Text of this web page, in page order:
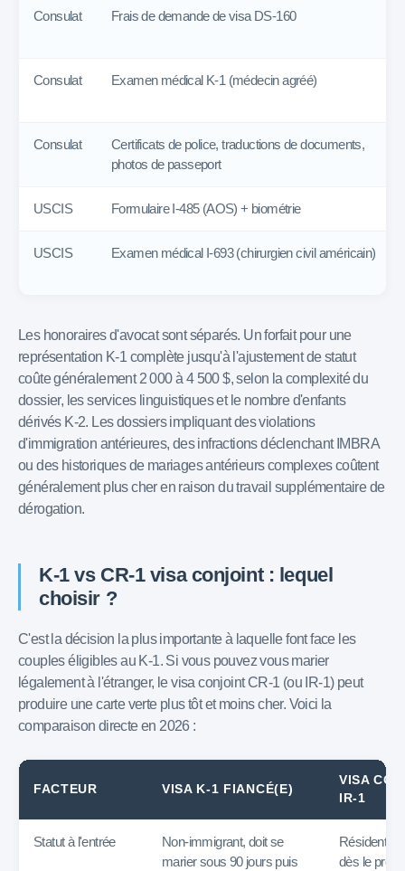
Consulat Frais de demande de visa DS-160
Consulat Examen médical K-1 (médecin agréé)
Consulat
Certificats de police, traductions de documents,
photos de passeport
USCIS Formulaire I-485 (AOS) + biométrie
USCIS Examen médical I-693 (chirurgien civil américain)
Les honoraires d'avocat sont séparés. Un forfait pour une
représentation K-1 complète jusqu'à l'ajustement de statut
coûte généralement 2 000 à 4 500 $, selon la complexité du
dossier, les services linguistiques et le nombre d'enfants
dérivés K-2. Les dossiers impliquant des violations
d'immigration antérieures, des infractions déclenchant IMBRA
ou des historiques de mariages antérieurs complexes coûtent
généralement plus cher en raison du travail supplémentaire de
dérogation.
K-1 vs CR-1 visa conjoint : lequel
choisir ?
C'est la décision la plus importante à laquelle font face les
couples éligibles au K-1. Si vous pouvez vous marier
légalement à l'étranger, le visa conjoint CR-1 (ou IR-1) peut
produire une carte verte plus tôt et moins cher. Voici la
comparaison directe en 2026 :
FACTEUR VISA K-1 FIANCÉ(E)
VISA
IR-1
Statut à l'entrée
Non-immigrant, doit se
marier sous 90 jours puis
Résident
dès le